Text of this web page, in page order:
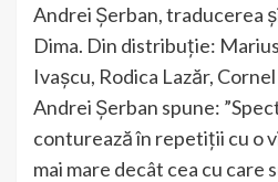
Andrei Şerban, traducerea
Dima. Din distribuție:
Ivașcu, Rodica Lazăr,
Andrei Șerban spune:
conturează în repetiții cu o
mai mare decât cea cu care